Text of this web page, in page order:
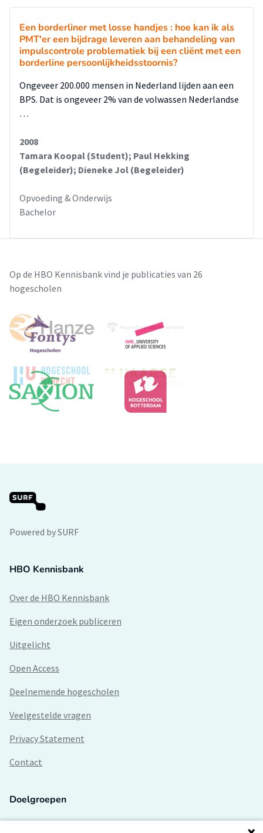
Een borderliner met losse handjes : hoe kan ik als
PMT'er een bijdrage leveren aan behandeling van
impulscontrole problematiek bij een cliënt met een
borderline persoonlijkheidsstoornis?
Ongeveer 200.000 mensen in Nederland lijden aan een
BPS. Dat is ongeveer 2% van de volwassen Nederlandse
…
2008
Tamara Koopal (Student); Paul Hekking
(Begeleider); Dieneke Jol (Begeleider)
Opvoeding & Onderwijs
Bachelor
Op de HBO Kennisbank vind je publicaties van 26
hogescholen
Powered by SURF
HBO Kennisbank
Over de HBO Kennisbank
Eigen onderzoek publiceren
Uitgelicht
Open Access
Deelnemende hogescholen
Veelgestelde vragen
Privacy Statement
Contact
Doelgroepen